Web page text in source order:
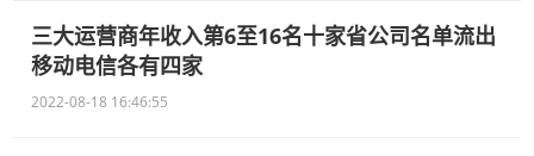
三大运营商年收入第6至16名十家省公司名单流出
移动电信各有四家
2022-08-18 16:46:55